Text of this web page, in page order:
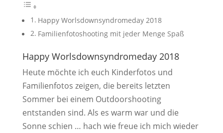
Happy Worlsdownsyndromeday 2018
Familienfotoshooting mit jeder Menge Spaß
Happy Worlsdownsyndromeday 2018
Heute möchte ich euch Kinderfotos und
Familienfotos zeigen, die bereits letzten
Sommer bei einem Outdoorshooting
entstanden sind. Als es warm war und die
Sonne schien … hach wie freue ich mich wieder